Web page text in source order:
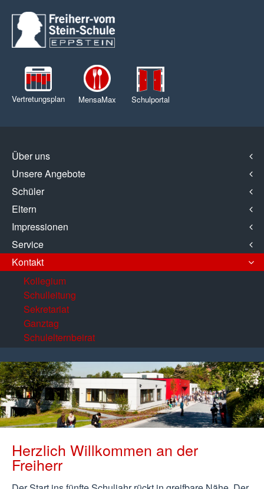
Vertretungsplan MensaMax Schulportal
Über uns
Unsere Angebote
Schüler
Eltern
Impressionen
Service
Kontakt
Kollegium
Schulleitung
Sekretariat
Ganztag
Schulelternbeirat
Herzlich Willkommen an der
Freiherr